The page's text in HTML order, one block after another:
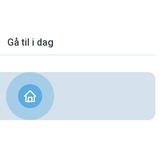
Gå til i dag